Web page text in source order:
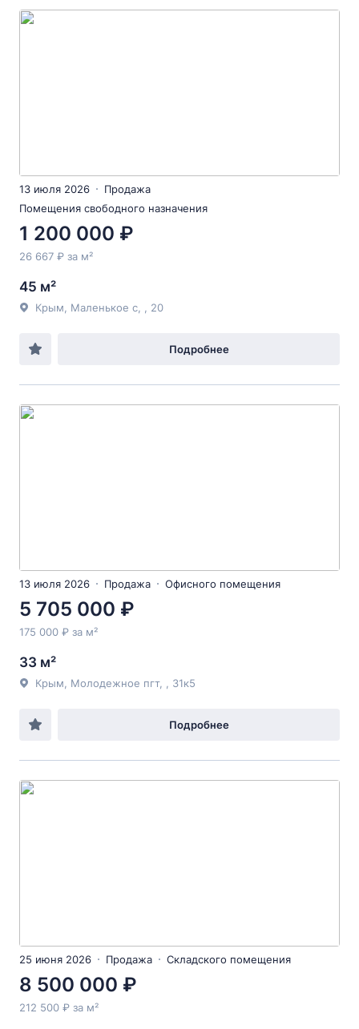
13 июля 2026
Продажа
Помещения свободного назначения
1 200 000 ₽
26 667 ₽ за м²
45 м²
Крым, Маленькое с, , 20
Подробнее
13 июля 2026 Продажа Офисного помещения
5 705 000 ₽
175 000 ₽ за м²
33 м²
Крым, Молодежное пгт, , 31к5
Подробнее
25 июня 2026 Продажа Складского помещения
8 500 000 ₽
212 500 ₽ за м²